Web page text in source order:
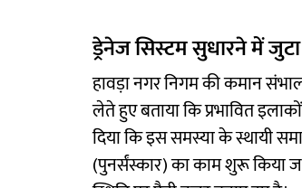
ड्रेनेज सिस्टम सुधारने में
हावड़ा नगर निगम की कमान
लेते हुए बताया कि प्रभावित
दिया कि इस समस्या के स्थायी
(पुनर्संस्कार) का काम शुरू किया